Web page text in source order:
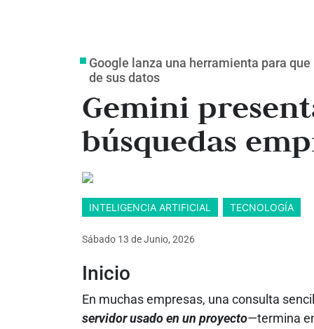
Google lanza una herramienta para
de sus datos
Gemini
búsquedas
INTELIGENCIA ARTIFICIAL TECNOLOGÍA
Sábado 13 deJunio, 2026
Inicio
En muchas empresas, una consulta
servidor usado en un proyecto—termina